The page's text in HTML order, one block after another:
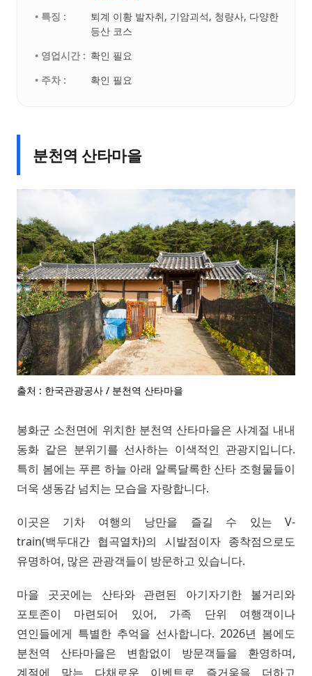
• 특징 :
퇴계 이황 발자취, 기암괴석, 청량사, 다양한
등산 코스
• 영업시간 : 확인 필요
• 주차 :
확인 필요
분천역 산타마을
출처 : 한국관광공사 / 분천역 산타마을
봉화군 소천면에 위치한 분천역 산타마을은 사계절 내내
동화 같은 분위기를 선사하는 이색적인 관광지입니다.
특히 봄에는 푸른 하늘 아래 알록달록한 산타 조형물들이
더욱 생동감 넘치는 모습을 자랑합니다.
이곳은 기차 여행의 낭만을 즐길 수 있는 V-
train(백두대간 협곡열차)의 시발점이자 종착점으로도
유명하여, 많은 관광객들이 방문하고 있습니다.
마을 곳곳에는 산타와 관련된 아기자기한 볼거리와
포토존이 마련되어 있어, 가족 단위 여행객이나
연인들에게 특별한 추억을 선사합니다. 2026년 봄에도
분천역 산타마을은 변함없이 방문객들을 환영하며,
계절에 맞는 다채로운 이벤트로 즐거움을 더하고